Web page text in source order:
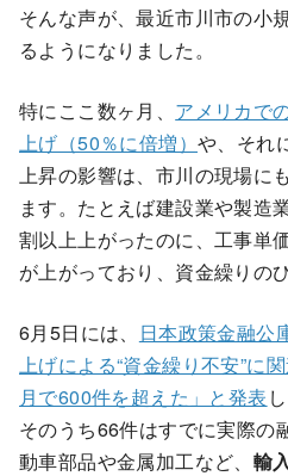
そんな声が、最近市川市の小
るようになりました。
特にここ数ヶ月、 アメリカで
上げ（50％に倍増） や、それ
上昇の影響は、市川の現場に
ます。たとえば建設業や製造
割以上上がったのに、工事単
が上がっており、資金繰りの
6月5日には、 日本政策金融公
上げによる“資金繰り不安”に
月で600件を超えた」と発表
そのうち66件はすでに実際の
動車部品や金属加工など、 輸